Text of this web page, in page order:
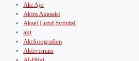
Aki Ajo
Akira Akasaki
Aksel Lund Svindal
akt
Aktfotografien
Aktivismus